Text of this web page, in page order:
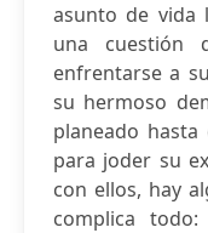
asunto de vida
una cuestión
enfrentarse a
su hermoso
planeado
para joder su
con ellos, hay
complica